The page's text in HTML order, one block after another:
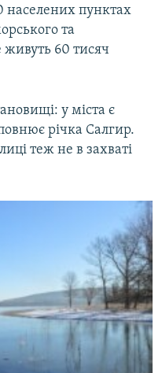
населених пунктах
та
60 тисяч
у міста є
річка Салгир.
теж не в захваті